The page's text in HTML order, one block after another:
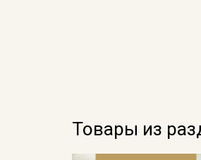
Товары из